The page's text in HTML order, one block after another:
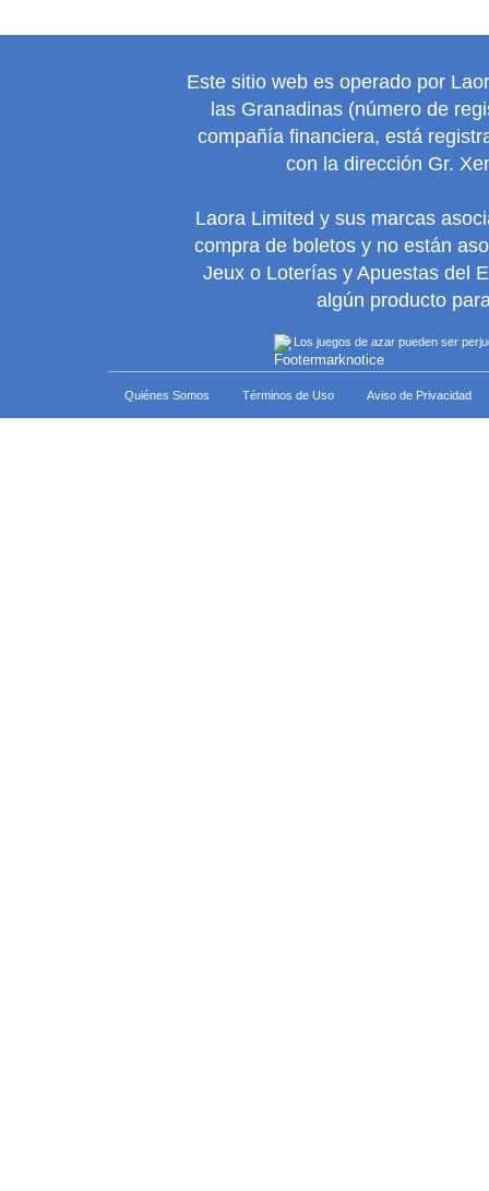
Este sitio web es operado por
las Granadinas (número de
compañía financiera, está
con la dirección Gr.
Laora Limited y sus marcas
compra de boletos y no están
Jeux o Loterías y Apuestas del
algún producto
Los juegos de azar pueden ser
Quiénes Somos Términos de Uso Aviso de Privacidad